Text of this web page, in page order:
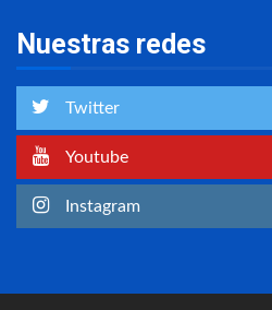
Nuestras redes
Twitter
Youtube
Instagram